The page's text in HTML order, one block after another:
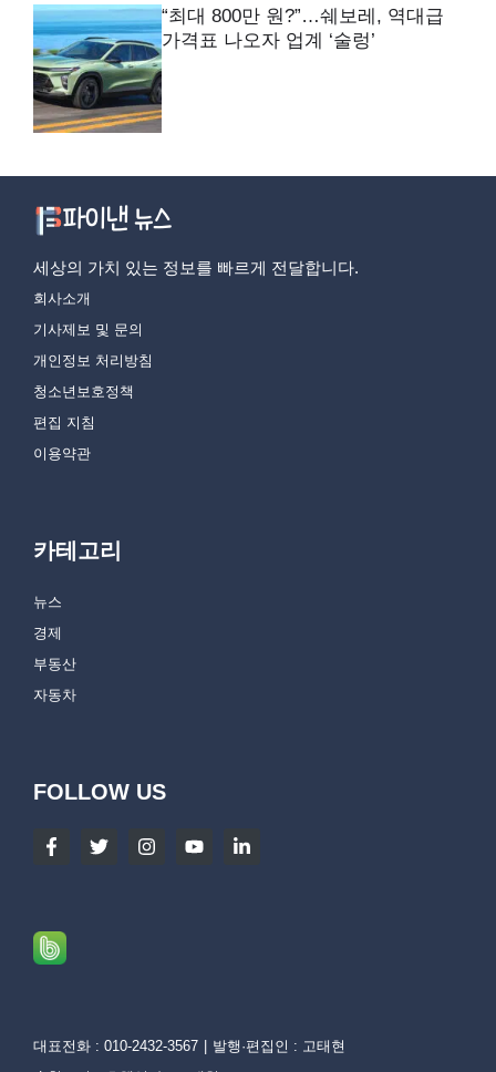
“최대 800만 원?”…쉐보레, 역대급
가격표 나오자 업계 ‘술렁’
세상의 가치 있는 정보를 빠르게 전달합니다.
회사소개
기사제보 및 문의
개인정보 처리방침
청소년보호정책
편집 지침
이용약관
카테고리
뉴스
경제
부동산
자동차
FOLLOW US
대표전화 : 010-2432-3567
발행·편집인 : 고태현